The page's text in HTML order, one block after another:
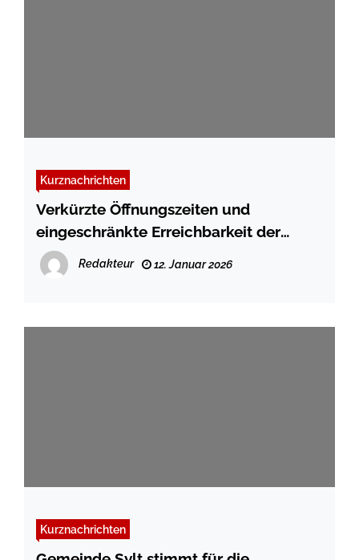
Kurznachrichten
Verkürzte Öffnungszeiten und
eingeschränkte Erreichbarkeit der
Finanzbuchhaltung im Januar 2026
Redakteur 12. Januar 2026
Kurznachrichten